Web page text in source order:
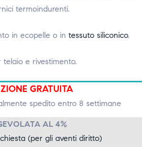
termoindurenti.
in ecopelle o in tessuto siliconico.
e rivestimento.
GRATUITA
spedito entro 8 settimane
AL 4%
(per gli aventi diritto)